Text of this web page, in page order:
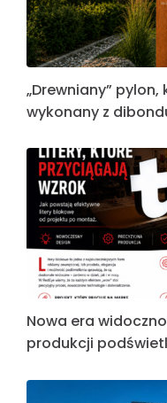
„Drewniany”
wykonany z
Nowa era
produkcji